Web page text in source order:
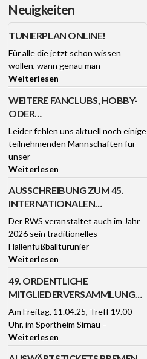
Neuigkeiten
TUNIERPLAN ONLINE!
Für alle die jetzt schon wissen
wollen, wann genau man
Weiterlesen
WEITERE FANCLUBS, HOBBY-
ODER
FREIZEITMANNSCHAFTEN FÜR
DAS 45. RWS-TURNIER AM
3./4.1.26 GESUCHT!
Leider fehlen uns aktuell noch einige
teilnehmenden Mannschaften für
unser
Weiterlesen
AUSSCHREIBUNG ZUM 45.
INTERNATIONALEN
HALLENFUSSBALL-F
ANCLUBTURNIER DES RWS B
ERKHEIM AM 3. UND 4. J
ANUAR 2026
Der RWS veranstaltet auch im Jahr
2026 sein traditionelles
Hallenfußballturunier
Weiterlesen
49. ORDENTLICHE
MITGLIEDERVERSAMMLUNG
DES RWS BERKHEIM MIT
JUBILAREHRUNG AM FR
11.04.25
Am Freitag, 11.04.25, Treff 19.00
Uhr, im Sportheim Sirnau –
Weiterlesen